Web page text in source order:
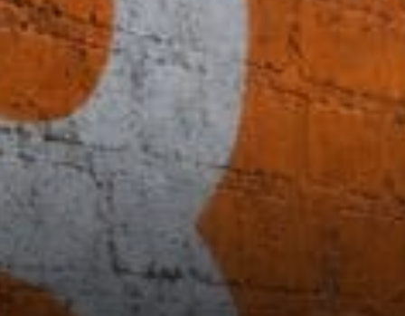
mondiaux imposent de
nouvelles règles de
surveillance crypto